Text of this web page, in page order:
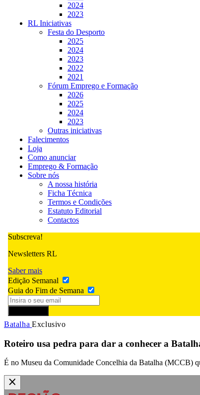
2024
2023
RL Iniciativas
Festa do Desporto
2025
2024
2023
2022
2021
Fórum Emprego e Formação
2026
2025
2024
2023
Outras iniciativas
Falecimentos
Loja
Como anunciar
Emprego & Formação
Sobre nós
A nossa história
Ficha Técnica
Termos e Condições
Estatuto Editorial
Contactos
Subscreva!
Newsletters RL
Saber mais
Edição Semanal
Guia do Fim de Semana
Batalha Exclusivo
Roteiro usa pedra para dar a conhecer a
É no Museu da Comunidade Concelhia da Batalha (MCCB)